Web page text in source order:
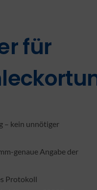
für
– kein unnötiger
genaue Angabe der
Protokoll